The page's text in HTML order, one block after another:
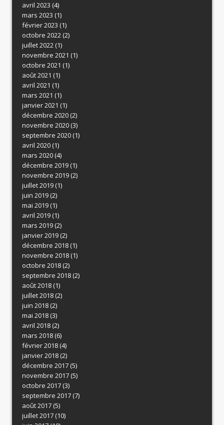
avril 2023 (4)
mars 2023 (1)
février 2023 (1)
octobre 2022(2)
juillet 2022(1)
novembre 2021 (1)
octobre 2021 (1)
août 2021 (1)
avril 2021 (1)
mars 2021 (1)
janvier 2021 (1)
décembre 2020(2)
novembre 2020(3)
septembre 2020(1)
avril 2020(1)
mars 2020(4)
décembre 2019(1)
novembre 2019(2)
juillet 2019(1)
juin 2019(2)
mai 2019(1)
avril 2019(1)
mars 2019(2)
janvier 2019(2)
décembre 2018(1)
novembre 2018(1)
octobre 2018(2)
septembre 2018(2)
août 2018(1)
juillet 2018(2)
juin 2018(2)
mai 2018(3)
avril 2018(2)
mars 2018(6)
février 2018(4)
janvier 2018(2)
décembre 2017(5)
novembre 2017(5)
octobre 2017(3)
septembre 2017(7)
août 2017(5)
juillet 2017(10)